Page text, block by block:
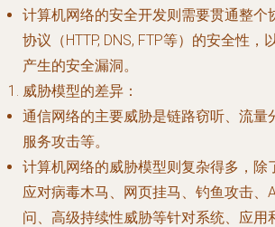
计算机网络的安全开发则需要贯通整个
协议（HTTP, DNS, FTP等）的安全性
产生的安全漏洞。
威胁模型的差异 ：
通信网络的主要威胁是链路窃听、流量
服务攻击等。
计算机网络的威胁模型则复杂得多，除
应对病毒木马、网页挂马、钓鱼攻击、
问、高级持续性威胁等针对系统、应用